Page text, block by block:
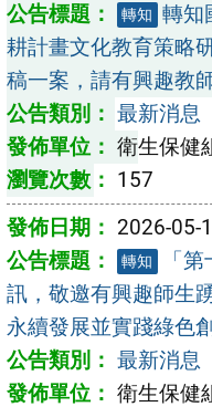
轉知 轉知
耕計畫文化教育策略
稿一案，請有興趣教
最新消息
衛生保健
157
2026-05-
轉知
「
訊，敬邀有興趣師生
永續發展並實踐綠色
最新消息
衛生保健